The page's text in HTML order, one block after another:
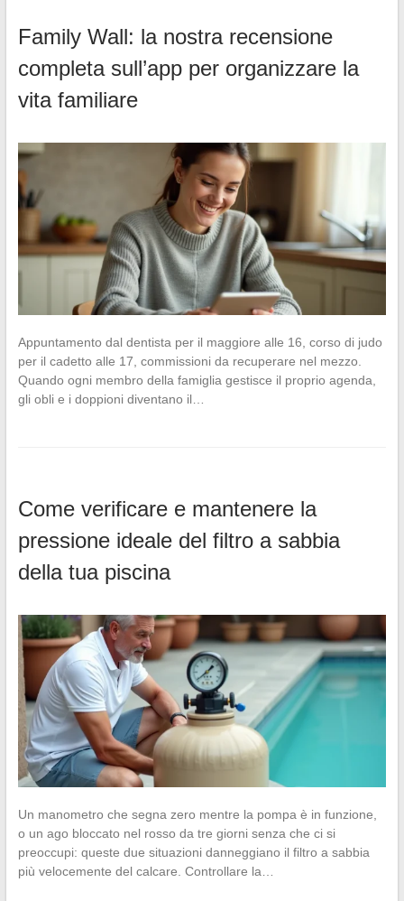
Family Wall: la nostra recensione
completa sull’app per organizzare la
vita familiare
Appuntamento dal dentista per il maggiore alle 16, corso di judo
per il cadetto alle 17, commissioni da recuperare nel mezzo.
Quando ogni membro della famiglia gestisce il proprio agenda,
gli obli e i doppioni diventano il…
Come verificare e mantenere la
pressione ideale del filtro a sabbia
della tua piscina
Un manometro che segna zero mentre la pompa è in funzione,
o un ago bloccato nel rosso da tre giorni senza che ci si
preoccupi: queste due situazioni danneggiano il filtro a sabbia
più velocemente del calcare. Controllare la…